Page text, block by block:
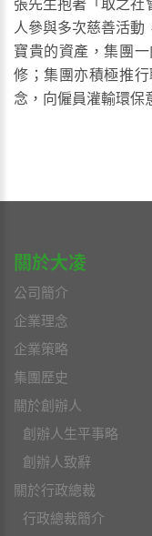
人參與多次慈善活
寶貴的資產，集團
修；集團亦積極推
念，向僱員灌輸環保
關於大凌
公司簡介
企業理念
企業策略
集團歷史
關於創辦人
創辦人生平事略
創辦人致辭
關於行政總裁
行政總裁簡介